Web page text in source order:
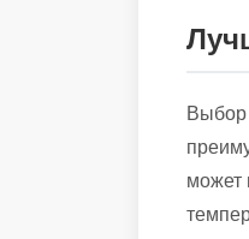
Выбор
может